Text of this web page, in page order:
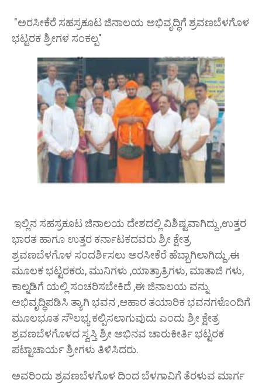
"ಅರಸೀಕೆರೆ ಸಹಸ್ರಕೂಟ ಜಿನಾಲಯ ಅಭಿವೃದ್ಧಿಗೆ ಶ್ರವಣಬೆಳಗೊಳ
ಭಟ್ಟರಕ ಶ್ರೀಗಳ ಸಂಕಲ್ಪ"
ಇಲ್ಲಿನ ಸಹಸ್ರಕೂಟ ಜಿನಾಲಯ ದೇಶದಲ್ಲಿ ವಿಶಿಷ್ಟವಾಗಿದ್ದು ,ಉತ್ತರ
ಭಾರತ ಹಾಗೂ ಉತ್ತರ ಕರ್ನಾಟಕದವರು ಶ್ರೀ ಕ್ಷೇತ್ರ
ಶ್ರವಣಬೆಳಗೊಳ ಸಂದರ್ಶಿಸಲು ಅರಸೀಕೆರೆ ಹೆಬ್ಬಾಗಿಲಾಗಿದ್ದು ,ಈ
ಮೂಲಕ ಭಟ್ಟರಕರು, ಮುನಿಗಳು ,ಯಾತ್ರಾತ್ರಿಗಳು, ಮಾತಾಜಿ ಗಳು,
ಕಾಲ್ನಡಿಗೆ ಯಲ್ಲಿ ಸಂಚರಿಸಬೇಕಿದೆ ,ಈ ಜಿನಾಲಯ ವನ್ನು
ಅಭಿವೃದ್ಧಿಪಡಿಸಿ ತ್ಯಾಗಿ ಭವನ ,ಆಹಾರ ತಯಾರಿಕ ಭವನಗಳೊಂದಿಗೆ
ಮೂಲಭೂತ ಸೌಲಭ್ಯ ಕಲ್ಪಿಸಲಾಗುವುದು ಎಂದು ಶ್ರೀ ಕ್ಷೇತ್ರ
ಶ್ರವಣಬೆಳಗೊಳದ ಸ್ವಸ್ತಿ ಶ್ರೀ ಅಭಿನವ ಚಾರುಕೀರ್ತಿ ಭಟ್ಟರಕ
ಪಟ್ಟಾಚಾರ್ಯ ಶ್ರೀಗಳು ತಿಳಿಸಿದರು.
ಅವರಿಂದು ಶ್ರವಣಬೆಳಗೊಳ ದಿಂದ ಬೆಳಗಾವಿಗೆ ತೆರಳುವ ಮಾರ್ಗ